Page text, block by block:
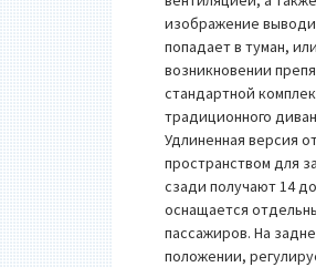
изображение
попадает в туман,
возникновении
стандартной
традиционного
Удлиненная версия
пространством для
сзади получают 14
оснащается
пассажиров. На
положении,